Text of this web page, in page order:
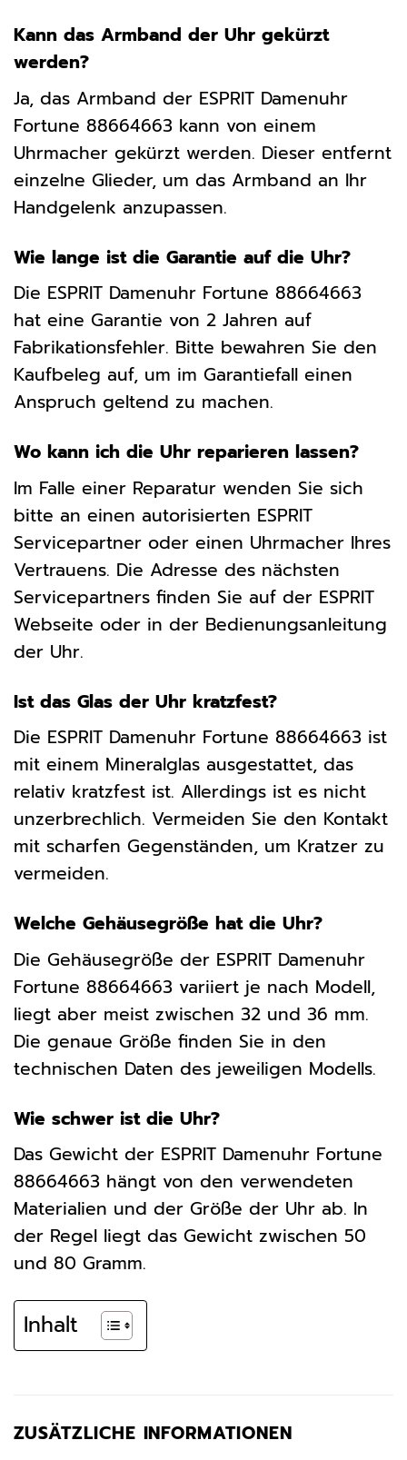
Kann das Armband der Uhr gekürzt
werden?
Ja, das Armband der ESPRIT Damenuhr
Fortune 88664663 kann von einem
Uhrmacher gekürzt werden. Dieser entfernt
einzelne Glieder, um das Armband an Ihr
Handgelenk anzupassen.
Wie lange ist die Garantie auf die Uhr?
Die ESPRIT Damenuhr Fortune 88664663
hat eine Garantie von 2 Jahren auf
Fabrikationsfehler. Bitte bewahren Sie den
Kaufbeleg auf, um im Garantiefall einen
Anspruch geltend zu machen.
Wo kann ich die Uhr reparieren lassen?
Im Falle einer Reparatur wenden Sie sich
bitte an einen autorisierten ESPRIT
Servicepartner oder einen Uhrmacher Ihres
Vertrauens. Die Adresse des nächsten
Servicepartners finden Sie auf der ESPRIT
Webseite oder in der Bedienungsanleitung
der Uhr.
Ist das Glas der Uhr kratzfest?
Die ESPRIT Damenuhr Fortune 88664663 ist
mit einem Mineralglas ausgestattet, das
relativ kratzfest ist. Allerdings ist es nicht
unzerbrechlich. Vermeiden Sie den Kontakt
mit scharfen Gegenständen, um Kratzer zu
vermeiden.
Welche Gehäusegröße hat die Uhr?
Die Gehäusegröße der ESPRIT Damenuhr
Fortune 88664663 variiert je nach Modell,
liegt aber meist zwischen 32 und 36 mm.
Die genaue Größe finden Sie in den
technischen Daten des jeweiligen Modells.
Wie schwer ist die Uhr?
Das Gewicht der ESPRIT Damenuhr Fortune
88664663 hängt von den verwendeten
Materialien und der Größe der Uhr ab. In
der Regel liegt das Gewicht zwischen 50
und 80 Gramm.
Inhalt
ZUSÄTZLICHE INFORMATIONEN